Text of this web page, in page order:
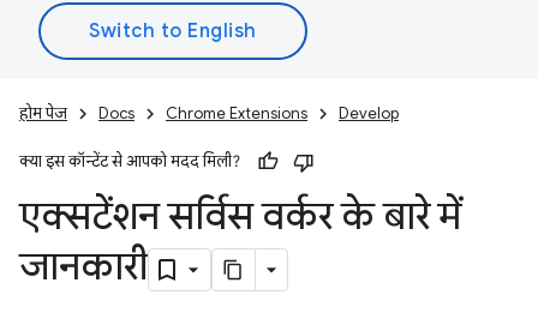
होम पेज Docs Chrome Extensions Develop
क्या इस कॉन्टेंट से आपको मदद मिली?
एक्सटेंशन सर्विस वर्कर के बारे में
जानकारी